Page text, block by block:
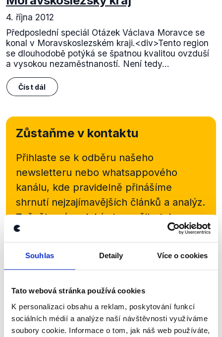
Souhlas Detaily Více o cookies
Tato webová stránka používá cookies
K personalizaci obsahu a reklam, poskytování funkcí
sociálních médií a analýze naší návštěvnosti využíváme
soubory cookie. Informace o tom, jak náš web používáte,
4. října 2012
Předposlední speciál Otázek Václava Moravce se
konal v Moravskoslezském kraji.<div>Tento region
se dlouhodobě potýká se špatnou kvalitou ovzduší
a vysokou nezaměstnaností. Není tedy...
Číst dál
Zůstaňme v kontaktu
Přihlaste se k odběru našeho
newsletteru nebo whatsappového
kanálu, kde pravidelně přinášíme
shrnutí nejzajímavějších článků a analýz.
Začněte nás odebírat, a mějte tak
přehled o tom, jaké dezinformace a
Sociální sítě